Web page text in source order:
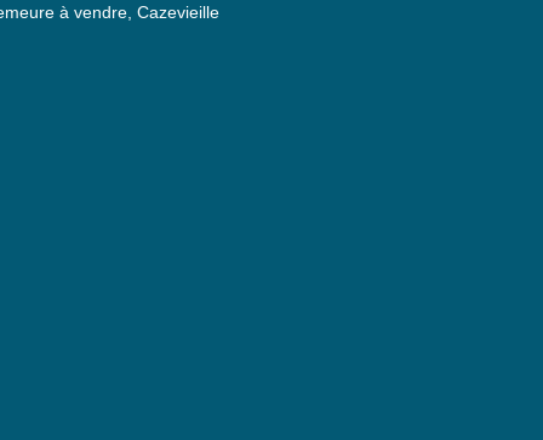
à vendre, Cazevieille